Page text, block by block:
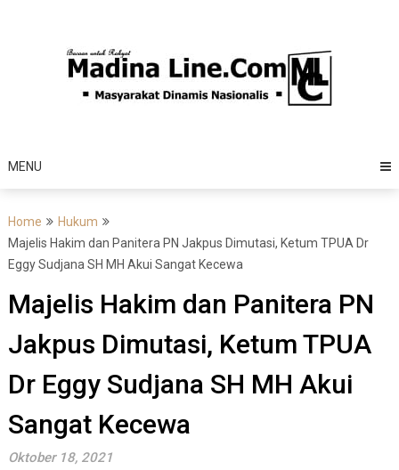
MENU
Home
Hukum
Majelis Hakim dan Panitera PN Jakpus Dimutasi, Ketum TPUA Dr
Eggy Sudjana SH MH Akui Sangat Kecewa
Majelis Hakim dan Panitera PN
Jakpus Dimutasi, Ketum TPUA
Dr Eggy Sudjana SH MH Akui
Sangat Kecewa
Oktober 18, 2021